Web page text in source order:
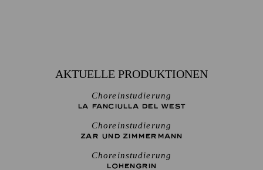
AKTUELLE PRODUKTIONEN
Choreinstudierung
LA FANCIULLA DEL WEST
Choreinstudierung
ZAR UND ZIMMERMANN
Choreinstudierung
LOHENGRIN